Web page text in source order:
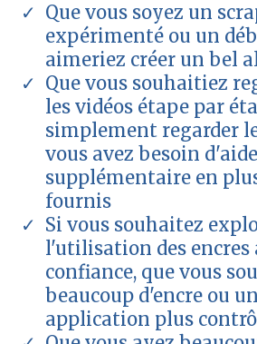
Que vous soyez un
expérimenté ou un
aimeriez créer un bel
Que vous souhaitiez
les vidéos étape par
simplement regarder
vous avez besoin d'aide
supplémentaire en
fournis
Si vous souhaitez
l'utilisation des encres
confiance, que vous
beaucoup d'encre ou
application plus